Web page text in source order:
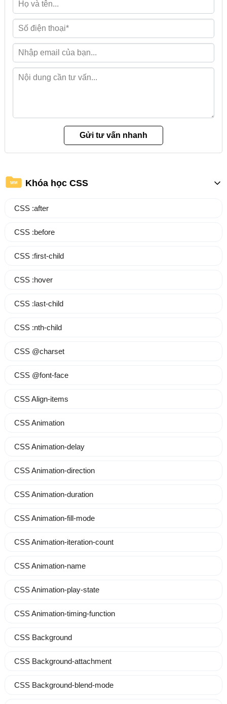
WM Khóa học CSS
CSS :after
CSS :before
CSS :first-child
CSS :hover
CSS :last-child
CSS :nth-child
CSS @charset
CSS @font-face
CSS Align-items
CSS Animation
CSS Animation-delay
CSS Animation-direction
CSS Animation-duration
CSS Animation-fill-mode
CSS Animation-iteration-count
CSS Animation-name
CSS Animation-play-state
CSS Animation-timing-function
CSS Background
CSS Background-attachment
CSS Background-blend-mode